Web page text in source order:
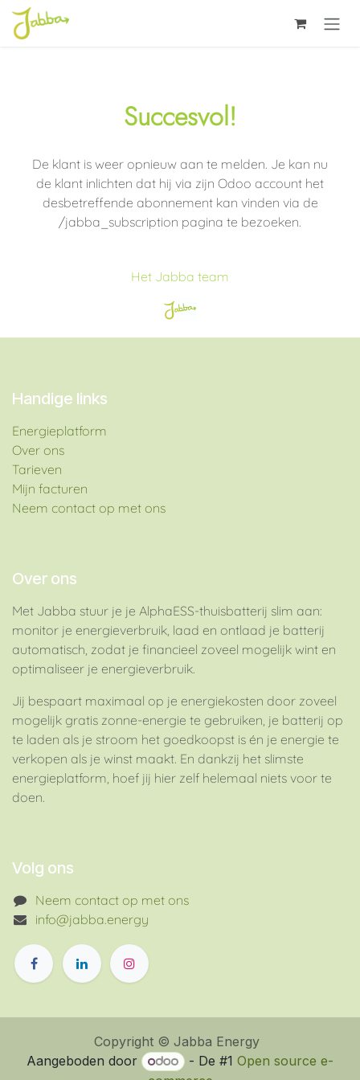
Overslaan naar inhoud
Succesvol!
De klant is weer opnieuw aan te melden. Je kan nu
de klant inlichten dat hij via zijn Odoo account het
desbetreffende abonnement kan vinden via de
/jabba_subscription pagina te bezoeken.
Het Jabba team
Handige links
Energieplatform​
Over ons
Tarieven
Mijn facturen
Neem contact op met ons
Over ons
Met Jabba stuur je je AlphaESS-thuisbatterij slim aan:
monitor je energieverbruik, laad en ontlaad je batterij
automatisch, zodat je financieel zoveel mogelijk wint en
optimaliseer je energieverbruik.
Jij bespaart maximaal op je energiekosten door zoveel
mogelijk gratis zonne-energie te gebruiken, je batterij op
te laden als je stroom het goedkoopst is én je energie te
verkopen als je winst maakt. En dankzij het slimste
energieplatform, hoef jij hier zelf helemaal niets voor te
doen.
Volg ons
Neem contact op met ons
info@jabba.energy
Copyright © Jabba Energy
Aangeboden door
- De #1Open source e-